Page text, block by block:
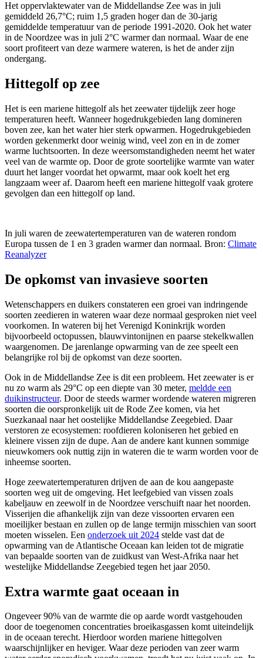
Het oppervlaktewater van de Middellandse Zee was in juli
gemiddeld 26,7°C; ruim 1,5 graden hoger dan de 30-jarig
gemiddelde temperatuur van de periode 1991-2020. Ook het water
in de Noordzee was in juli 2°C warmer dan normaal. Waar de ene
soort profiteert van deze warmere wateren, is het de ander zijn
ondergang.
Hittegolf op zee
Het is een mariene hittegolf als het zeewater tijdelijk zeer hoge
temperaturen heeft. Wanneer hogedrukgebieden lang domineren
boven zee, kan het water hier sterk opwarmen. Hogedrukgebieden
worden gekenmerkt door weinig wind, veel zon en in de zomer
warme luchtsoorten. In deze weersomstandigheden neemt het water
veel van de warmte op. Door de grote soortelijke warmte van water
duurt het langer voordat het opwarmt, maar ook koelt het erg
langzaam weer af. Daarom heeft een mariene hittegolf vaak grotere
gevolgen dan een hittegolf op land.
In juli waren de zeewatertemperaturen van de wateren rondom
Europa tussen de 1 en 3 graden warmer dan normaal. Bron: Climate
Reanalyzer
De opkomst van invasieve soorten
Wetenschappers en duikers constateren een groei van indringende
soorten zeedieren in wateren waar deze normaal gesproken niet veel
voorkomen. In wateren bij het Verenigd Koninkrijk worden
bijvoorbeeld octopussen, blauwvintonijnen en paarse stekelkwallen
waargenomen. De jarenlange opwarming van de zee speelt een
belangrijke rol bij de opkomst van deze soorten.
Ook in de Middellandse Zee is dit een probleem. Het zeewater is er
nu zo warm als 29°C op een diepte van 30 meter, meldde een
duikinstructeur. Door de steeds warmer wordende wateren migreren
soorten die oorspronkelijk uit de Rode Zee komen, via het
Suezkanaal naar het oostelijke Middellandse Zeegebied. Daar
verstoren ze ecosystemen: roofdieren koloniseren het gebied en
kleinere vissen zijn de dupe. Aan de andere kant kunnen sommige
nieuwkomers ook nuttig zijn in wateren die te warm worden voor de
inheemse soorten.
Hoge zeewatertemperaturen drijven de aan de kou aangepaste
soorten weg uit de omgeving. Het leefgebied van vissen zoals
kabeljauw en zeewolf in de Noordzee verschuift naar het noorden.
Visserijen die afhankelijk zijn van deze vissoorten ervaren een
moeilijker bestaan en zullen op de lange termijn misschien van soort
moeten wisselen. Een onderzoek uit 2024 stelde vast dat de
opwarming van de Atlantische Oceaan kan leiden tot de migratie
van bepaalde soorten van de zuidkust van West-Afrika naar het
westelijke Middellandse Zeegebied tegen het jaar 2050.
Extra warmte gaat oceaan in
Ongeveer 90% van de warmte die op aarde wordt vastgehouden
door de toegenomen concentraties broeikasgassen komt uiteindelijk
in de oceaan terecht. Hierdoor worden mariene hittegolven
waarschijnlijker en heviger. Waar deze perioden van zeer warm